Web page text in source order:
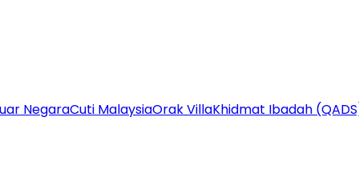
NegaraCuti MalaysiaOrak VillaKhidmat Ibadah